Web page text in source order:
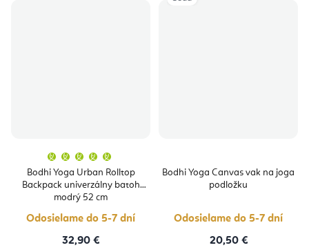
Bodhi Yoga Urban Rolltop
Backpack univerzálny batoh
modrý 52 cm
produktu
je
5,0
hviezdičiek.
Odosielame do 5-7 dní
32,90 €
Bodhi Yoga Canvas vak na joga
podložku
Odosielame do 5-7 dní
20,50 €